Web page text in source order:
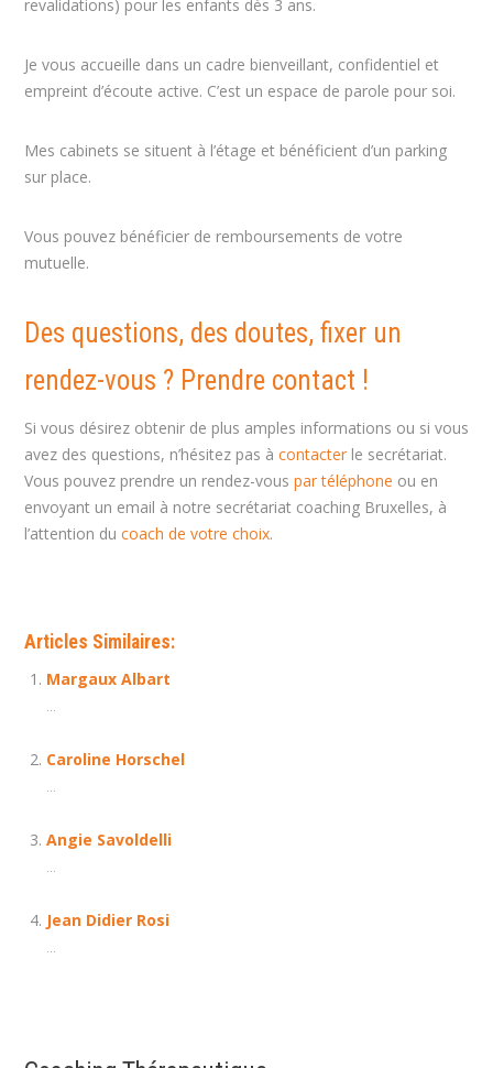
revalidations) pour les enfants dès 3 ans.
Je vous accueille dans un cadre bienveillant, confidentiel et
empreint d’écoute active. C’est un espace de parole pour soi.
Mes cabinets se situent à l’étage et bénéficient d’un parking
sur place.
Vous pouvez bénéficier de remboursements de votre
mutuelle.
Des questions, des doutes, fixer un
rendez-vous ? Prendre contact !
Si vous désirez obtenir de plus amples informations ou si vous
avez des questions, n’hésitez pas à contacter le secrétariat.
Vous pouvez prendre un rendez-vous par téléphone ou en
envoyant un email à notre secrétariat coaching Bruxelles, à
l’attention du coach de votre choix.
Articles Similaires:
Margaux Albart
...
Caroline Horschel
...
Angie Savoldelli
...
Jean Didier Rosi
...